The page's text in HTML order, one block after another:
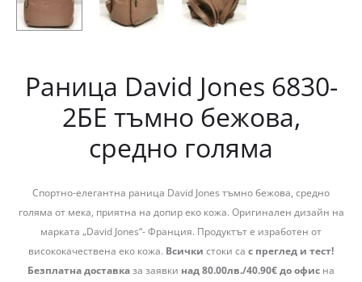
Раница David Jones 6830-
2БЕ тъмно бежова,
средно голяма
Спортно-елегантна раница David Jones тъмно бежова, средно
голяма от мека, приятна на допир еко кожа. Оригинален дизайн на
марката „David Jones“- Франция. Продуктът е изработен от
висококачествена еко кожа. Всички стоки са с преглед и тест!
Безплатна доставказа заявки над 80.00лв./40.90€ до офис на